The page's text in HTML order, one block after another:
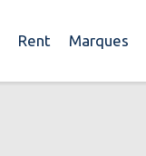
Rent Marques